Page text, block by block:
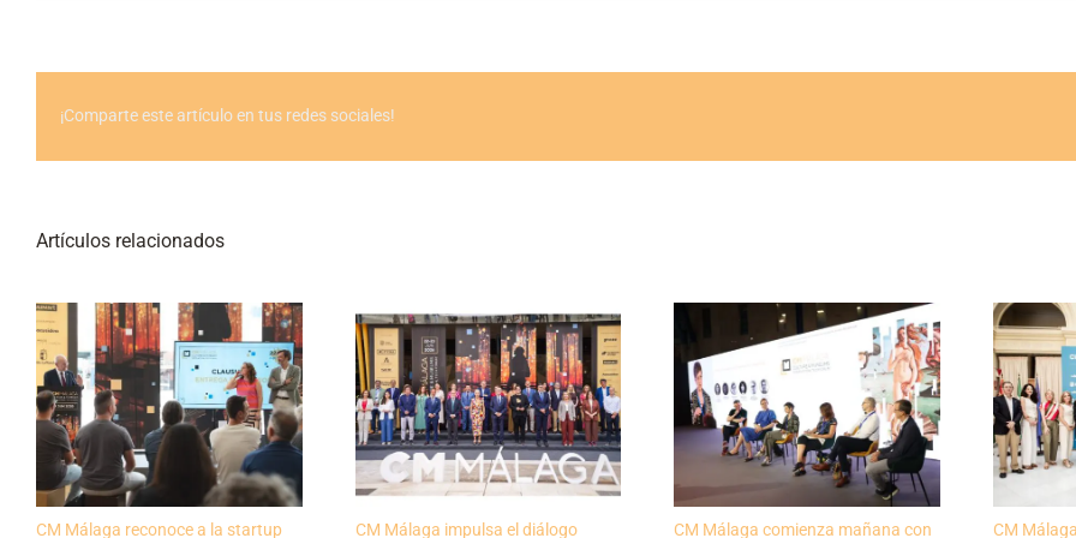
¡Comparte este artículo en tus redes sociales!
Artículos relacionados
CM Málaga reconoce a la startup CM Málaga impulsa el diálogo CM Málaga comienza mañana con CM